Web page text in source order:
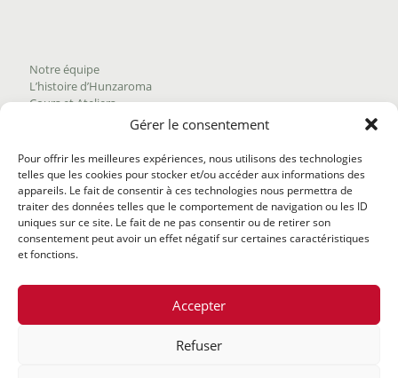
Gérer le consentement
Pour offrir les meilleures expériences, nous utilisons des technologies
telles que les cookies pour stocker et/ou accéder aux informations des
appareils. Le fait de consentir à ces technologies nous permettra de
traiter des données telles que le comportement de navigation ou les ID
uniques sur ce site. Le fait de ne pas consentir ou de retirer son
consentement peut avoir un effet négatif sur certaines caractéristiques
et fonctions.
Accepter
Refuser
Notre équipe
L’histoire d’Hunzaroma
Cours et Ateliers
Trouver nos produits
Politique de frais d'envoi
Termes et conditions
Politique de remboursement